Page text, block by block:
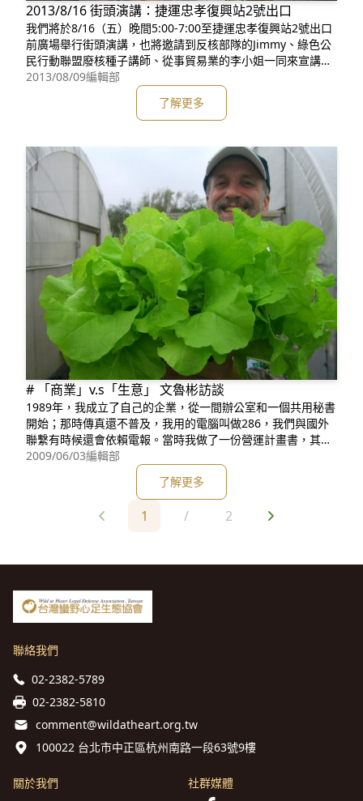
2013/8/16 街頭演講：捷運忠孝復興站2號出口
我們將於8/16（五）晚間5:00-7:00至捷運忠孝復興站2號出口
前廣場舉行街頭演講，也將邀請到反核部隊的Jimmy、綠色公
民行動聯盟廢核種子講師、從事貿易業的李小姐一同來宣講。
歡迎您在結束一週忙碌工作的週五晚間，一同前來激盪更多的
演講始於2012年2月，至今已進行一年多，期待向街頭不特定
2013/08/09編輯部
了解更多
# 「商業」v.s「生意」 文魯彬訪談
1989年，我成立了自己的企業，從一間辦公室和一個共用秘書
開始；那時傳真還不普及，我用的電腦叫做286，我們與國外
聯繫有時候還會依賴電報。當時我做了一份營運計畫書，其中
一個目標是希望事務所的每個同仁都可以做到自己想做的事。
當然現實上，這是很難達到的目標，而從來沒有上過企管相關
課程的我，也根本還不知道該怎麼做。有段時間大家都說我是
一個可怕的老闆，但我對自己也非常嚴苛；當我還在吃別人頭
路的時候，同仁常
2009/06/03編輯部
了解更多
1 / 2
聯絡我們
02-2382-5789
02-2382-5810
comment@wildatheart.org.tw
100022 台北市中正區杭州南路一段63號9樓
關於我們 社群媒體